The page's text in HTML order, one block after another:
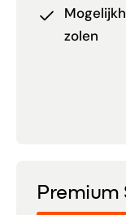
zolen
Premium